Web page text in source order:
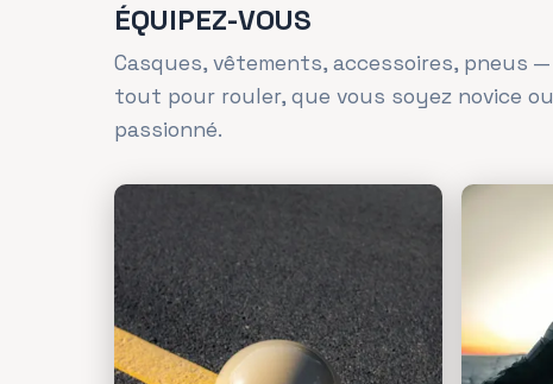
ÉQUIPEZ-VOUS
Casques, vêtements, accessoires, pneus —
tout pour rouler, que vous soyez novice ou
passionné.